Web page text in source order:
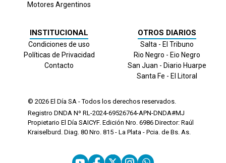
Motores Argentinos
INSTITUCIONAL
Condiciones de uso
Políticas de Privacidad
Contacto
OTROS DIARIOS
Salta - El Tribuno
Rio Negro - Eio Negro
San Juan - Diario Huarpe
Santa Fe - El Litoral
© 2026 El Día SA - Todos los derechos reservados.
Registro DNDA Nº RL-2024-69526764-APN-DNDA#MJ
Propietario El Día SAICYF. Edición Nro. 6986 Director: Raúl
Kraiselburd. Diag. 80 Nro. 815 - La Plata - Pcia. de Bs. As.